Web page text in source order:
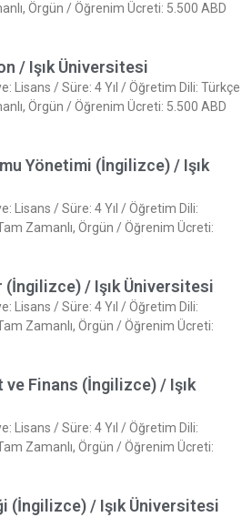
Örgün / Öğrenim Ücreti: 5.500 ABD
/ Işık Üniversitesi
Lisans / Süre: 4 Yıl / Öğretim Dili: Türkçe
Örgün / Öğrenim Ücreti: 5.500 ABD
Yönetimi (İngilizce) / Işık
Lisans / Süre: 4 Yıl / Öğretim Dili:
Zamanlı, Örgün / Öğrenim Ücreti:
(İngilizce) / Işık Üniversitesi
Lisans / Süre: 4 Yıl / Öğretim Dili:
Zamanlı, Örgün / Öğrenim Ücreti:
Finans (İngilizce) / Işık
Lisans / Süre: 4 Yıl / Öğretim Dili:
Zamanlı, Örgün / Öğrenim Ücreti:
(İngilizce) / Işık Üniversitesi